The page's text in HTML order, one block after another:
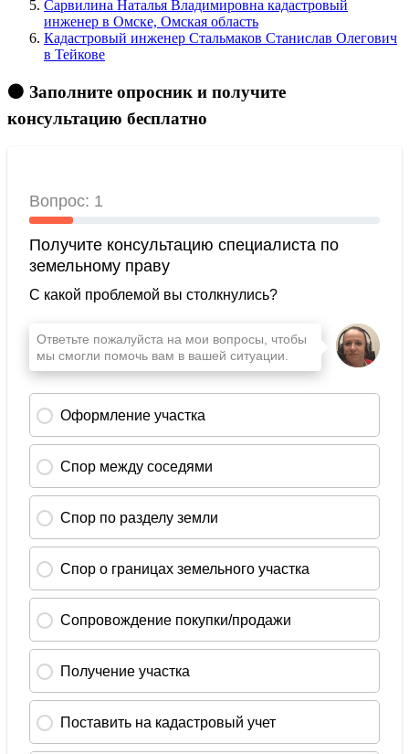
Сарвилина Наталья Владимировна кадастровый
инженер в Омске, Омская область
Кадастровый инженер Стальмаков Станислав Олегович
в Тейкове
🟠 Заполните опросник и получите
консультацию бесплатно